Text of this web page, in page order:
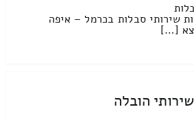
שירותי סבלות בכרמל – איפה
[…]
הובלה